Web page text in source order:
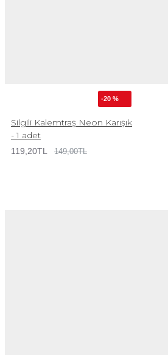
-20 %
Silgili Kalemtraş Neon Karışık
- 1 adet
119,20TL 149,00TL